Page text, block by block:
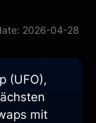
2026-04-28
(UFO),
mit